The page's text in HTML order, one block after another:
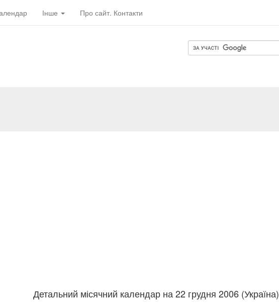
Інше Про сайт. Контакти
Детальний місячний календар на 22 грудня 2006 (Україна)